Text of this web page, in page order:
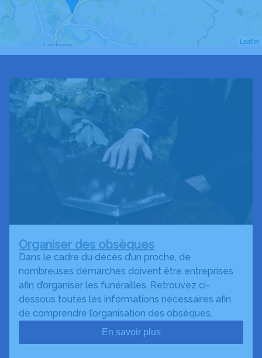
Leaflet
Organiser des obsèques
Dans le cadre du décès d’un proche, de
nombreuses démarches doivent être entreprises
afin d’organiser les funérailles. Retrouvez ci-
dessous toutes les informations nécessaires afin
de comprendre l’organisation des obsèques.
En savoir plus